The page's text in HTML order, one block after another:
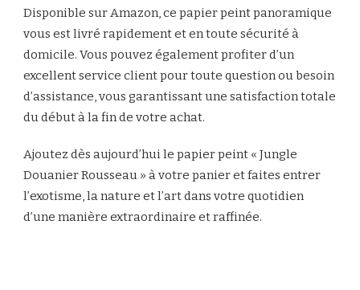
Disponible sur Amazon, ce papier peint panoramique
vous est livré rapidement et en toute sécurité à
domicile. Vous pouvez également profiter d’un
excellent service client pour toute question ou besoin
d’assistance, vous garantissant une satisfaction totale
du début à la fin de votre achat.
Ajoutez dès aujourd’hui le papier peint « Jungle
Douanier Rousseau » à votre panier et faites entrer
l’exotisme, la nature et l’art dans votre quotidien
d’une manière extraordinaire et raffinée.